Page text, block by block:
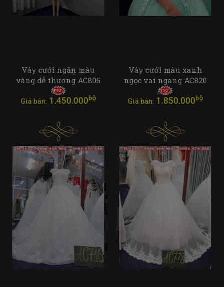
Váy cưới ngăn màu
vàng dễ thương AC805
Giá bán: 1.450.000bộ
Váy cưới màu xanh
ngọc vai ngang AC820
Giá bán: 1.850.000bộ